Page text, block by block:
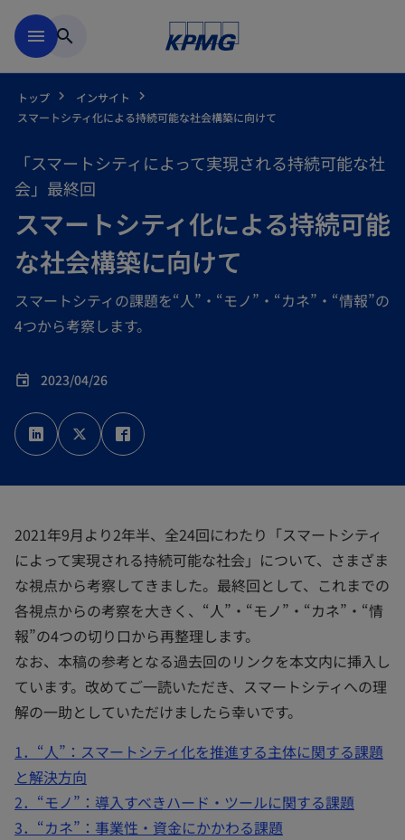
menu search
トップ
インサイト
スマートシティ化による持続可能な社会構築に向けて
「スマートシティによって実現される持続可能な社
会」最終回
スマートシティ化による持続可能
な社会構築に向けて
スマートシティの課題を“人”・“モノ”・“カネ”・“情報”の
4つから考察します。
event 2023/04/26
新
し
い
タ
新
し
い
タ
し
い
2021年9月より2年半、全24回にわたり「スマートシティ
によって実現される持続可能な社会」について、さまざま
な視点から考察してきました。最終回として、これまでの
各視点からの考察を大きく、“人”・“モノ”・“カネ”・“情
報”の4つの切り口から再整理します。
なお、本稿の参考となる過去回のリンクを本文内に挿入し
ています。改めてご一読いただき、スマートシティへの理
解の一助としていただけましたら幸いです。
1．“人”：スマートシティ化を推進する主体に関する課題
と解決方向
2．“モノ”：導入すべきハード・ツールに関する課題
3．“カネ”：事業性・資金にかかわる課題